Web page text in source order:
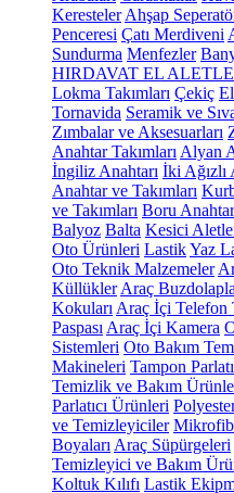
Keresteler Ahşap
Penceresi Çatı Merdiveni
Sundurma Menfezler
HIRDAVAT EL
Lokma Takımları Çekiç
Tornavida Seramik ve
Zımbalar ve Aksesuarları
Anahtar Takımları Alyan
İngiliz Anahtarı İki Ağızlı
Anahtar ve Takımları
ve Takımları Boru
Balyoz Balta Kesici
Oto Ürünleri LastikYaz
Oto Teknik Malzemeler
Küllükler Araç
Kokuları Araç İçi Telefon
Paspası Araç İçi Kamera
Sistemleri Oto Bakım
Makineleri Tampon
Temizlik ve Bakım
Parlatıcı Ürünleri
ve Temizleyiciler
Boyaları Araç Süpürgeleri
Temizleyici ve Bakım
Koltuk Kılıfı Lastik